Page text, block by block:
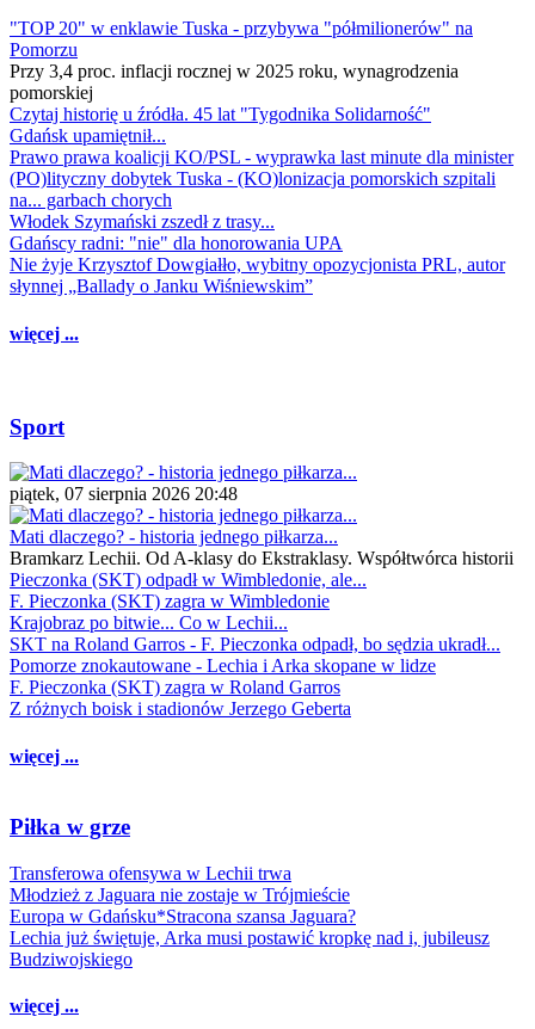
"TOP 20" w enklawie Tuska - przybywa "półmilionerów" na
Pomorzu
Przy 3,4 proc. inflacji rocznej w 2025 roku, wynagrodzenia
pomorskiej
Czytaj historię u źródła. 45 lat "Tygodnika Solidarność"
Gdańsk upamiętnił...
Prawo prawa koalicji KO/PSL - wyprawka last minute dla minister
(PO)lityczny dobytek Tuska - (KO)lonizacja pomorskich szpitali
na... garbach chorych
Włodek Szymański zszedł z trasy...
Gdańscy radni: "nie" dla honorowania UPA
Nie żyje Krzysztof Dowgiałło, wybitny opozycjonista PRL, autor
słynnej „Ballady o Janku Wiśniewskim”
więcej ...
Sport
piątek, 07 sierpnia 2026 20:48
Mati dlaczego? - historia jednego piłkarza...
Bramkarz Lechii. Od A-klasy do Ekstraklasy. Współtwórca historii
Pieczonka (SKT) odpadł w Wimbledonie, ale...
F. Pieczonka (SKT) zagra w Wimbledonie
Krajobraz po bitwie... Co w Lechii...
SKT na Roland Garros - F. Pieczonka odpadł, bo sędzia ukradł...
Pomorze znokautowane - Lechia i Arka skopane w lidze
F. Pieczonka (SKT) zagra w Roland Garros
Z różnych boisk i stadionów Jerzego Geberta
więcej ...
Piłka w grze
Transferowa ofensywa w Lechii trwa
Młodzież z Jaguara nie zostaje w Trójmieście
Europa w Gdańsku*Stracona szansa Jaguara?
Lechia już świętuje, Arka musi postawić kropkę nad i, jubileusz
Budziwojskiego
więcej ...